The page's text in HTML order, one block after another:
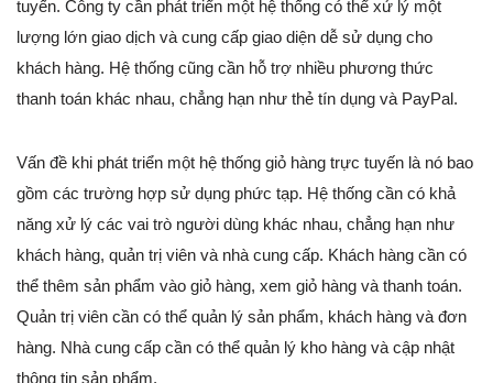
tuyến. Công ty cần phát triển một hệ thống có thể xử lý một
lượng lớn giao dịch và cung cấp giao diện dễ sử dụng cho
khách hàng. Hệ thống cũng cần hỗ trợ nhiều phương thức
thanh toán khác nhau, chẳng hạn như thẻ tín dụng và PayPal.
Vấn đề khi phát triển một hệ thống giỏ hàng trực tuyến là nó bao
gồm các trường hợp sử dụng phức tạp. Hệ thống cần có khả
năng xử lý các vai trò người dùng khác nhau, chẳng hạn như
khách hàng, quản trị viên và nhà cung cấp. Khách hàng cần có
thể thêm sản phẩm vào giỏ hàng, xem giỏ hàng và thanh toán.
Quản trị viên cần có thể quản lý sản phẩm, khách hàng và đơn
hàng. Nhà cung cấp cần có thể quản lý kho hàng và cập nhật
thông tin sản phẩm.